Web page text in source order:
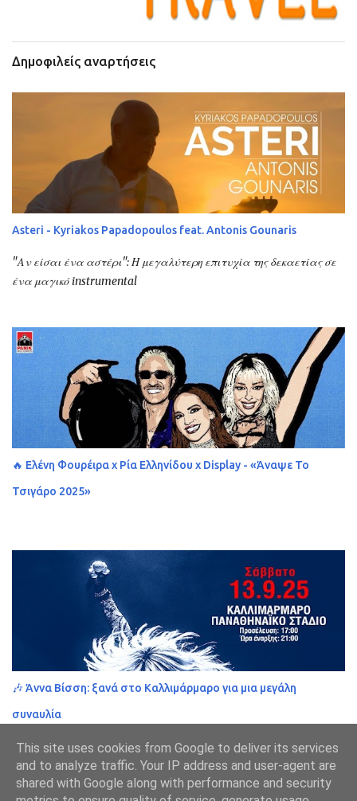
Δημοφιλείς αναρτήσεις
Asteri - Kyriakos Papadopoulos feat. Antonis Gounaris
"Αν είσαι ένα αστέρι": Η μεγαλύτερη επιτυχία της δεκαετίας σε
ένα μαγικό instrumental
🔥 Ελένη Φουρέιρα x Ρία Ελληνίδου x Display - «Άναψε Το
Τσιγάρο 2025»
🎶 Άννα Βίσση: ξανά στο Καλλιμάρμαρο για μια μεγάλη
συναυλία
This site uses cookies from Google to deliver its services
and to analyze traffic. Your IP address and user-agent are
shared with Google along with performance and security